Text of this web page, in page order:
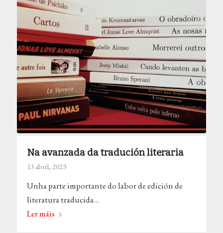
Na avanzada da tradución literaria
13 abril, 2023
Unha parte importante do labor de edición de
literatura traducida…
Ler máis